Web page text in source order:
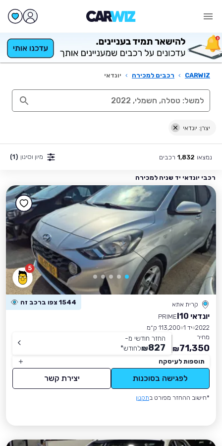
CARWIZ
› רכבים למכירה › יונדאי
יצרן: יונדאי
נמצאו 1,832 רכבים מיון וסינון (1)
רכבי יונדאי יד שניה למכירה
5
קרית אתא 1544 צפו ברכב זה
יונדאי I10
PRIME
2022 יד 1
113,200 ק״מ
מחיר
71,350
₪
החזר חודשי מ-
827
₪לחודש*
תוספות לעיסקה
לפגישה בסוכנות יצירת קשר
*חישוב ההחזר מפורט בתקנון